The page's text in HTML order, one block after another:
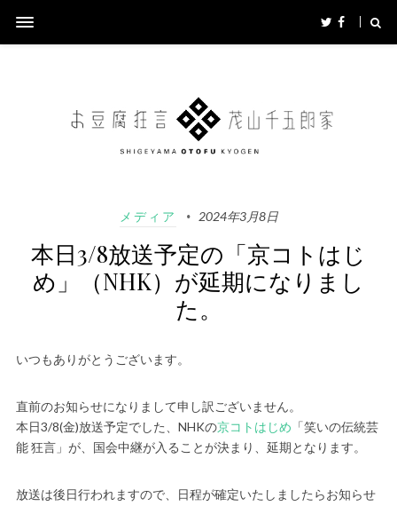
メディア 2024年3月8日
本日3/8放送予定の「京コトはじ
め」（NHK）が延期になりまし
た。
いつもありがとうございます。
直前のお知らせになりまして申し訳ございません。
本日3/8(金)放送予定でした、NHKの京コトはじめ 「笑いの伝統芸
能 狂言」が、国会中継が入ることが決まり、延期となります。
放送は後日行われますので、日程が確定いたしましたらお知らせ